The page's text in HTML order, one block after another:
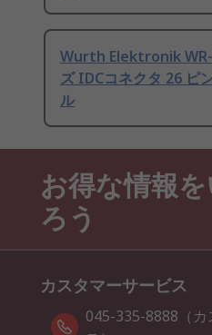
Wurth Elektronik
ズ IDCコネクタ 26 ピ
ル
お得な情報
ろう
カスタマーサービス
045-335-8888（